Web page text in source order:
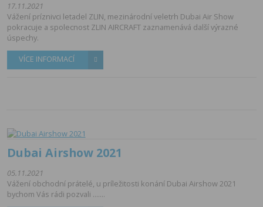
17.11.2021
Vážení príznivci letadel ZLIN, mezinárodní veletrh Dubai Air Show
pokracuje a spolecnost ZLIN AIRCRAFT zaznamenává další výrazné
úspechy.
VÍCE INFORMACÍ
Dubai Airshow 2021
05.11.2021
Vážení obchodní prátelé, u príležitosti konání Dubai Airshow 2021
bychom Vás rádi pozvali .......